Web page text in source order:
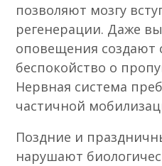
позволяют мозгу
регенерации. Даже
оповещения создают
беспокойство о
Нервная система
частичной
Поздние и
нарушают